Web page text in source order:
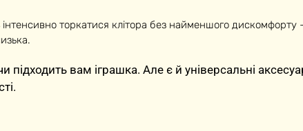
торкатися клітора без найменшого дискомфорту
підходить вам іграшка. Але є й універсальні